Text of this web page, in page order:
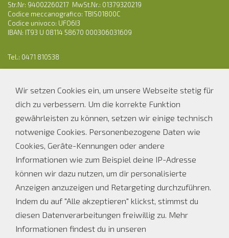
Str.Nr: 94002260217 MwSt.Nr.: 01379320219
Codice meccanografico: TBIS01800C
Codice univoco: UFO6I3
IBAN: IT93 U 08114 58670 000306031609
Tel.: 0471 810538
PEC: ofl.auer@pec.prov.bz.it
Parteienverkehr Sekretariat
Bei Schulbetrieb Ferienöffnungszeiten
MO, DI, DO
08.00 - 12.00 Uhr
14.00 - 16.00 Uhr
MO - FR
08.00 - 12.00 UHR
MI und FR
08.00 - 12.00 Uhr
Wir setzen Cookies ein, um unsere Webseite stetig für
dich zu verbessern. Um die korrekte Funktion
gewährleisten zu können, setzen wir einige technisch
notwenige Cookies. Personenbezogene Daten wie
Cookies, Geräte-Kennungen oder andere
Informationen wie zum Beispiel deine IP-Adresse
können wir dazu nutzen, um dir personalisierte
Anzeigen anzuzeigen und Retargeting durchzuführen.
Indem du auf "Alle akzeptieren" klickst, stimmst du
diesen Datenverarbeitungen freiwillig zu. Mehr
Informationen findest du in unseren